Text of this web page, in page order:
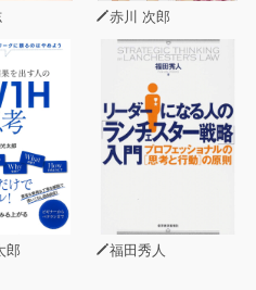
赤川 次郎
郎 福田秀人